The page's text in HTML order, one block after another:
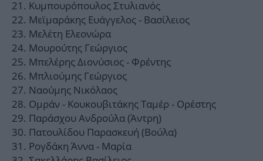
Κυμπουρόπουλος Στυλιανός
Μεϊμαράκης Ευάγγελος - Βασίλειος
Μελέτη Ελεονώρα
Μουρούτης Γεώργιος
Μπελέρης Διονύσιος - Φρέντης
Μπλιούμης Γεώργιος
Ναούμης Νικόλαος
Ομράν - Κουκουβιτάκης Ταμέρ - Ορέστης
Παράσχου Ανδρούλα (Άντρη)
Πατουλίδου Παρασκευή (Βούλα)
Ρογδάκη Άννα - Μαρία